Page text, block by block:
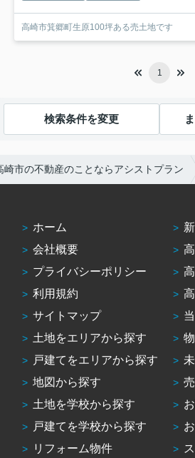
高崎市箕郷町生原100坪ある売土地です
1
検索条件を変更
崎市の不動産のことならアシストプラン
ホーム
会社概要
プライバシーポリシー
利用規約
サイトマップ
土地をエリアから探す
戸建てをエリアから探す
地図から探す
土地を学校から探す
戸建てを学校から探す
リフォーム物件